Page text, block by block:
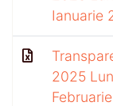
Ianuarie
2025